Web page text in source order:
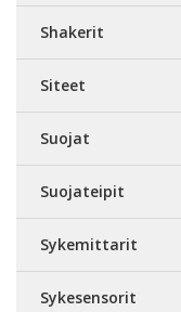
Shakerit
Siteet
Suojat
Suojateipit
Sykemittarit
Sykesensorit